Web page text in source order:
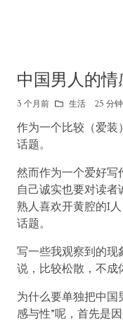
中国男人的情
3 个月前 生活 25 分
作为一个比较（爱装
话题。
然而作为一个爱好写
自己诚实也要对读
熟人喜欢开黄腔的I
话题。
写一些我观察到的现
说，比较松散，不成
为什么要单独把中国
感与性”呢，首先是